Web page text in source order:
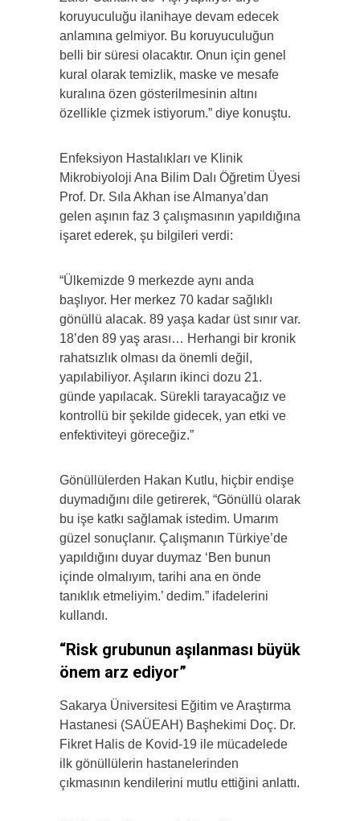
koruyuculuğu ilanihaye devam edecek
anlamına gelmiyor. Bu koruyuculuğun
belli bir süresi olacaktır. Onun için genel
kural olarak temizlik, maske ve mesafe
kuralına özen gösterilmesinin altını
özellikle çizmek istiyorum.” diye konuştu.
Enfeksiyon Hastalıkları ve Klinik
Mikrobiyoloji Ana Bilim Dalı Öğretim Üyesi
Prof. Dr. Sıla Akhan ise Almanya’dan
gelen aşının faz 3 çalışmasının yapıldığına
işaret ederek, şu bilgileri verdi:
“Ülkemizde 9 merkezde aynı anda
başlıyor. Her merkez 70 kadar sağlıklı
gönüllü alacak. 89 yaşa kadar üst sınır var.
18’den 89 yaş arası… Herhangi bir kronik
rahatsızlık olması da önemli değil,
yapılabiliyor. Aşıların ikinci dozu 21.
günde yapılacak. Sürekli tarayacağız ve
kontrollü bir şekilde gidecek, yan etki ve
enfektiviteyi göreceğiz.”
Gönüllülerden Hakan Kutlu, hiçbir endişe
duymadığını dile getirerek, “Gönüllü olarak
bu işe katkı sağlamak istedim. Umarım
güzel sonuçlanır. Çalışmanın Türkiye’de
yapıldığını duyar duymaz ‘Ben bunun
içinde olmalıyım, tarihi ana en önde
tanıklık etmeliyim.’ dedim.” ifadelerini
kullandı.
“Risk grubunun aşılanması büyük
önem arz ediyor”
Sakarya Üniversitesi Eğitim ve Araştırma
Hastanesi (SAÜEAH) Başhekimi Doç. Dr.
Fikret Halis de Kovid-19 ile mücadelede
ilk gönüllülerin hastanelerinden
çıkmasının kendilerini mutlu ettiğini anlattı.